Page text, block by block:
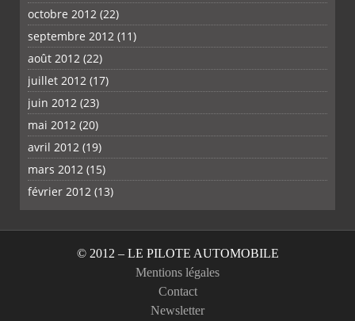
octobre 2012 (22)
septembre 2012 (11)
août 2012 (22)
juillet 2012 (17)
juin 2012 (23)
mai 2012 (20)
avril 2012 (19)
mars 2012 (15)
février 2012 (13)
© 2012 – LE PILOTE AUTOMOBILE
Mentions légales
Contact
Newsletter